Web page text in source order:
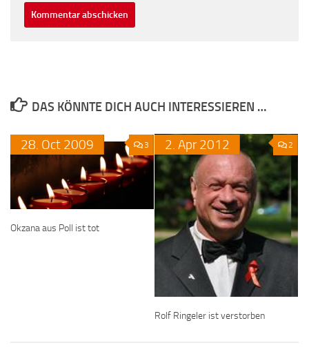
DAS KÖNNTE DICH AUCH INTERESSIEREN …
3
28. Oct 2009
Okzana aus Poll ist tot
2
2. Apr 2012
Rolf Ringeler ist verstorben